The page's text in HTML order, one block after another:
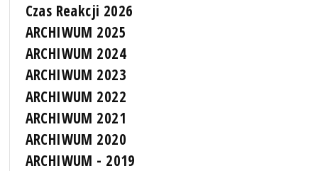
Czas Reakcji 2026
ARCHIWUM 2025
ARCHIWUM 2024
ARCHIWUM 2023
ARCHIWUM 2022
ARCHIWUM 2021
ARCHIWUM 2020
ARCHIWUM - 2019